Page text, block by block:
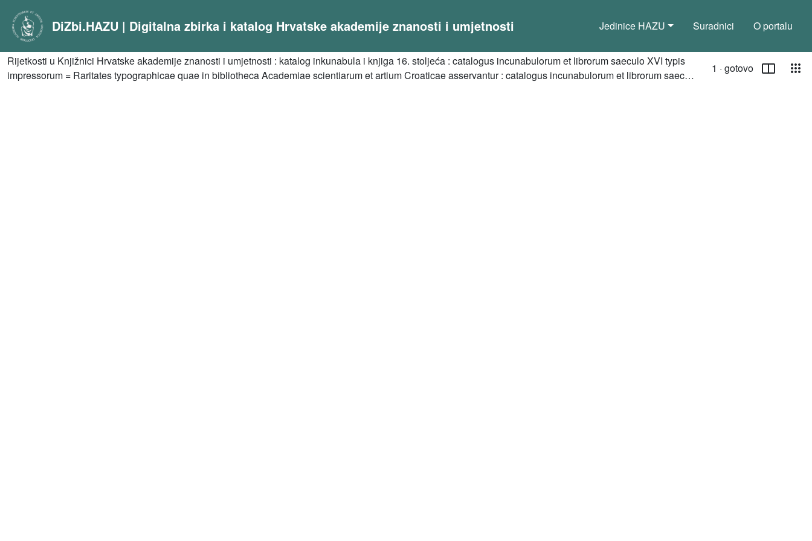
DiZbi.HAZU | Digitalna zbirka i katalog Hrvatske akademije znanosti i umjetnosti Jedinice HAZU Suradnici O portalu
Rijetkosti u Knjižnici Hrvatske akademije znanosti i umjetnosti : katalog inkunabula i knjiga 16. stoljeća : catalogus incunabulorum et librorum saeculo XVI typis
impressorum = Raritates typographicae quae in bibliotheca Academiae scientiarum et artium Croaticae asservantur : catalogus incunabulorum et librorum saeculo
Stranica
Trenutna stranica
1 · gotovo
/ Toggle page